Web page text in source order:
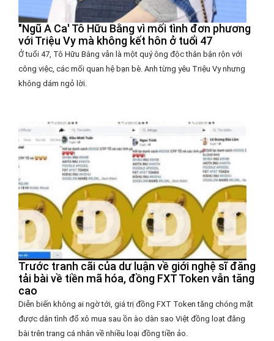
"Ngũ A Ca' Tô Hữu Bằng vì mối tình đơn phương
với Triệu Vy mà không kết hôn ở tuổi 47
Ở tuổi 47, Tô Hữu Bằng vẫn là một quý ông độc thân bận rộn với
công việc, các mối quan hệ bạn bè. Anh từng yêu Triệu Vy nhưng
không dám ngỏ lời.
Trước tranh cãi của dư luận về giới nghệ sĩ đăng
tải bài về tiền mã hóa, đồng FXT Token vẫn tăng
cao
Diễn biến không ai ngờ tới, giá trị đồng FXT Token tăng chóng mặt
được dân tình đổ xô mua sau ồn ào dàn sao Việt đồng loạt đăng
bài trên trang cá nhân về nhiều loại đồng tiền ảo.